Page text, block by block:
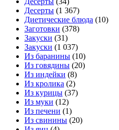
Десерты (1 367)
Диетические блюда (10)
Заготовки (378)
Закуски (31)
Закуски (1 037)
Из баранины (10)
Из говядины (20)
Из индейки (8)
Из кролика (2)
Из курицы (37)
Из муки (12)
Из печени (1)
Из свинины (20)